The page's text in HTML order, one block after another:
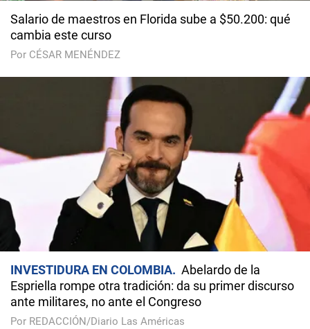
Salario de maestros en Florida sube a $50.200: qué
cambia este curso
Por CÉSAR MENÉNDEZ
INVESTIDURA EN COLOMBIA
Abelardo de la
Espriella rompe otra tradición: da su primer discurso
ante militares, no ante el Congreso
Por REDACCIÓN/Diario Las Américas